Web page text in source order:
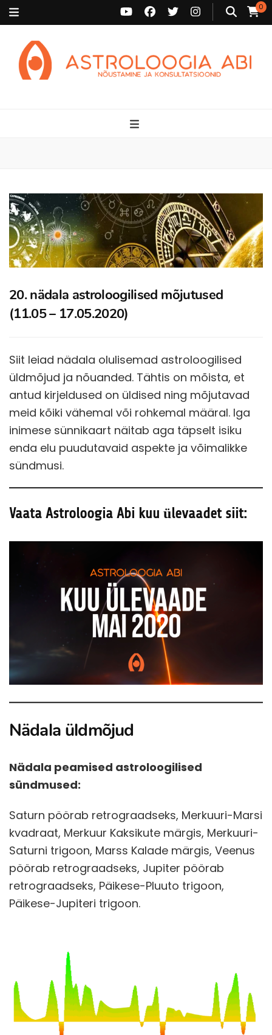
0
20. nädala astroloogilised mõjutused
(11.05 – 17.05.2020)
Siit leiad nädala olulisemad astroloogilised
üldmõjud ja nõuanded. Tähtis on mõista, et
antud kirjeldused on üldised ning mõjutavad
meid kõiki vähemal või rohkemal määral. Iga
inimese sünnikaart näitab aga täpselt isiku
enda elu puudutavaid aspekte ja võimalikke
sündmusi.
Vaata Astroloogia Abi kuu ülevaadet siit:
Nädala üldmõjud
Nädala peamised astroloogilised
sündmused:
Saturn pöörab retrograadseks, Merkuuri-Marsi
kvadraat, Merkuur Kaksikute märgis, Merkuuri-
Saturni trigoon, Marss Kalade märgis, Veenus
pöörab retrograadseks, Jupiter pöörab
retrograadseks, Päikese-Pluuto trigoon,
Päikese-Jupiteri trigoon.